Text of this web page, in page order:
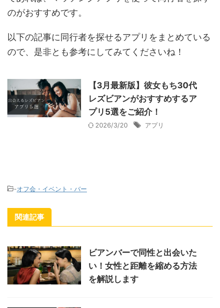
のがおすすめです。
以下の記事に同行者を探せるアプリをまとめている
ので、是非とも参考にしてみてくださいね！
【3月最新版】彼女もち30代
レズビアンがおすすめするア
プリ5選をご紹介！
2026/3/20 アプリ
-オフ会・イベント・バー
関連記事
ビアンバーで同性と出会いた
い！女性と距離を縮める方法
を解説します